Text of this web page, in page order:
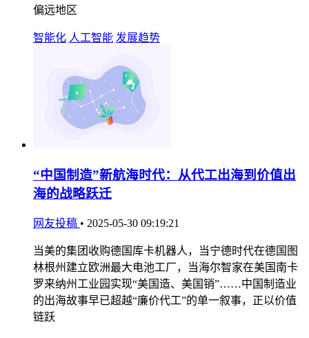
偏远地区
智能化 人工智能 发展趋势
“中国制造”新航海时代：从代工出海到价值出
海的战略跃迁
网友投稿 • 2025-05-30 09:19:21
当美的集团收购德国库卡机器人，当宁德时代在德国图
林根州建立欧洲最大电池工厂，当海尔智家在美国南卡
罗来纳州工业园实现“美国造、美国销”……中国制造业
的出海故事早已超越“廉价代工”的单一叙事，正以价值
链跃